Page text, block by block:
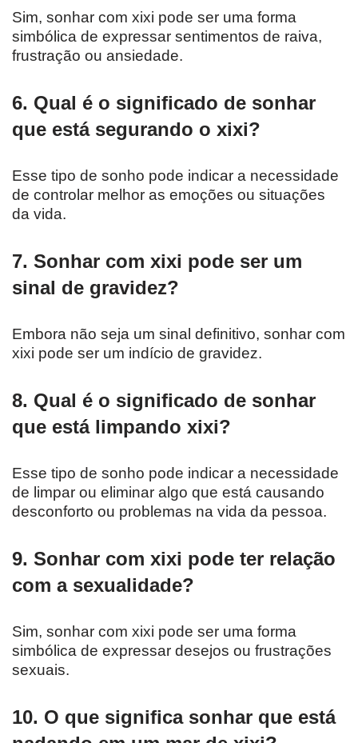
Sim, sonhar com xixi pode ser uma forma
simbólica de expressar sentimentos de raiva,
frustração ou ansiedade.
6. Qual é o significado de sonhar
que está segurando o xixi?
Esse tipo de sonho pode indicar a necessidade
de controlar melhor as emoções ou situações
da vida.
7. Sonhar com xixi pode ser um
sinal de gravidez?
Embora não seja um sinal definitivo, sonhar com
xixi pode ser um indício de gravidez.
8. Qual é o significado de sonhar
que está limpando xixi?
Esse tipo de sonho pode indicar a necessidade
de limpar ou eliminar algo que está causando
desconforto ou problemas na vida da pessoa.
9. Sonhar com xixi pode ter relação
com a sexualidade?
Sim, sonhar com xixi pode ser uma forma
simbólica de expressar desejos ou frustrações
sexuais.
10. O que significa sonhar que está